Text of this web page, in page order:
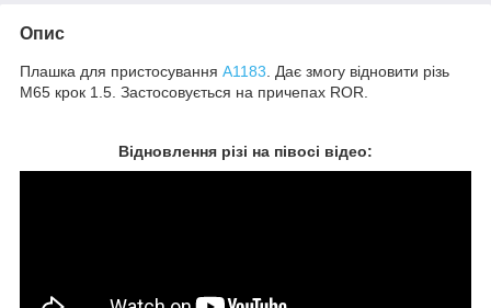
Опис
Плашка для пристосування A1183 . Дає змогу відновити різь
M65 крок 1.5. Застосовується на причепах ROR.
Відновлення різі на півосі відео: